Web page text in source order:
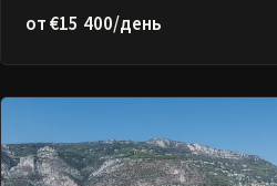
от €15 400/день